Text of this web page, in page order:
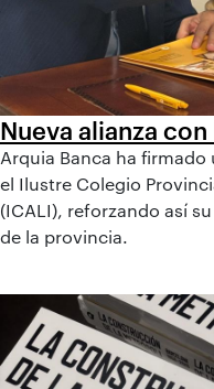
Nueva alianza con
Arquia Banca ha
el Ilustre Colegio
(ICALI), reforzando así
de la provincia.